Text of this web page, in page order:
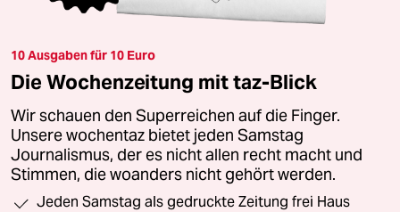
10 Ausgaben für 10 Euro
Die Wochenzeitung mit taz-Blick
Wir schauen den Superreichen auf die Finger.
Unsere wochentaz bietet jeden Samstag
Journalismus, der es nicht allen recht macht und
Stimmen, die woanders nicht gehört werden.
Jeden Samstag als gedruckte Zeitung frei Haus